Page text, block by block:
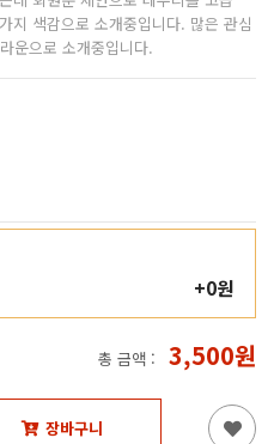
지 색감으로 소개중입니다. 많은 관심
운으로 소개중입니다.
+0원
총 금액 : 3,500원
장바구니